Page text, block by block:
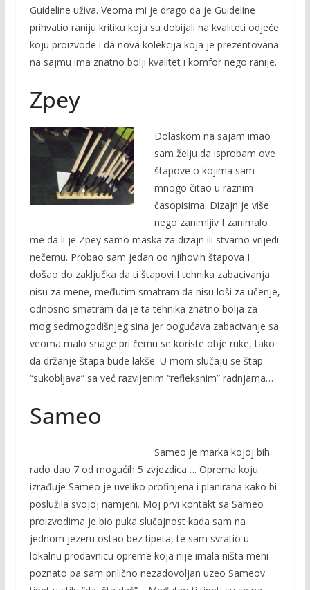
Guideline uživa. Veoma mi je drago da je Guideline
prihvatio raniju kritiku koju su dobijali na kvaliteti odjeće
koju proizvode i da nova kolekcija koja je prezentovana
na sajmu ima znatno bolji kvalitet i komfor nego ranije.
Zpey
Dolaskom na sajam imao
sam želju da isprobam ove
štapove o kojima sam
mnogo čitao u raznim
časopisima. Dizajn je više
nego zanimljiv I zanimalo
me da li je Zpey samo maska za dizajn ili stvarno vrijedi
nečemu. Probao sam jedan od njihovih štapova I
došao do zaključka da ti štapovi I tehnika zabacivanja
nisu za mene, međutim smatram da nisu loši za učenje,
odnosno smatram da je ta tehnika znatno bolja za
mog sedmogodišnjeg sina jer oogućava zabacivanje sa
veoma malo snage pri čemu se koriste obje ruke, tako
da držanje štapa bude lakše. U mom slučaju se štap
“sukobljava” sa već razvijenim “refleksnim” radnjama…
Sameo
Sameo je marka kojoj bih
rado dao 7 od mogućih 5 zvjezdica…. Oprema koju
izrađuje Sameo je uveliko profinjena i planirana kako bi
poslužila svojoj namjeni. Moj prvi kontakt sa Sameo
proizvodima je bio puka slučajnost kada sam na
jednom jezeru ostao bez tipeta, te sam svratio u
lokalnu prodavnicu opreme koja nije imala ništa meni
poznato pa sam prilično nezadovoljan uzeo Sameov